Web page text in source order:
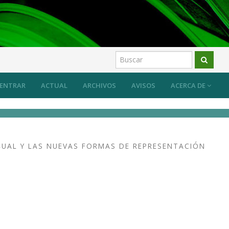
ACTUAL ARCHIVOS AVISOS ACERCA DE
ENTRAR
Y LAS NUEVAS FORMAS DE REPRESENTACIÓN